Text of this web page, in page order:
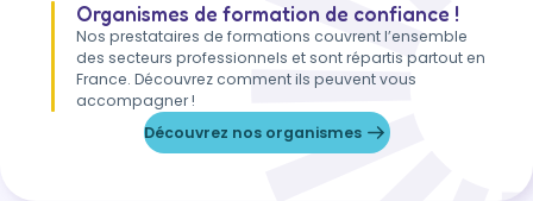
Organismes de formation de confiance !
Nos prestataires de formations couvrent l’ensemble
des secteurs professionnels et sont répartis partout en
France. Découvrez comment ils peuvent vous
accompagner !
Découvrez nos organismes